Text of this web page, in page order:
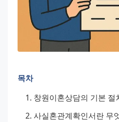
목차
창원이혼상담의 기본 절
사실혼관계확인서란 무